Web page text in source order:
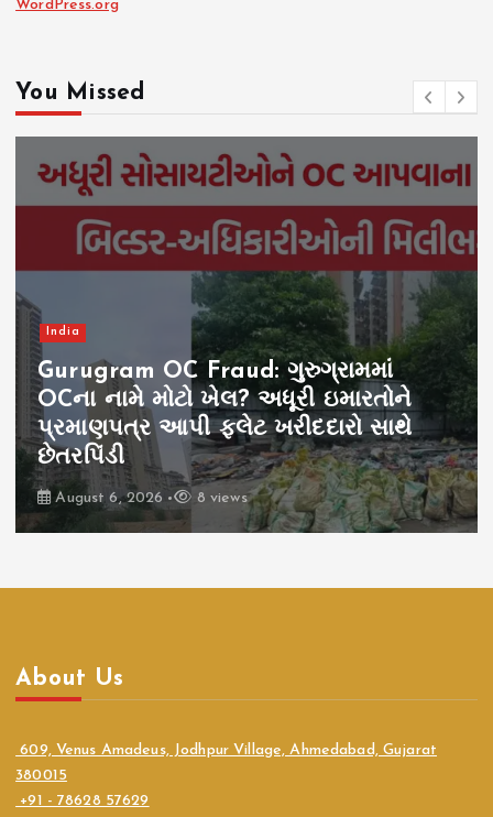
WordPress.org
You Missed
India
Rahul Gandhi Prayagraj:
પ્રયાગરાજમાં રાહુલ ગાંધીના કાર્યક્રમ પર
વિવાદ, ગ્રાઉન્ડ બુકિંગ રદ થતાં રાજકીય
ઘમાસાણ
August 6, 2026 4 views
About Us
609, Venus Amadeus, Jodhpur Village, Ahmedabad, Gujarat
380015
+91 - 78628 57629